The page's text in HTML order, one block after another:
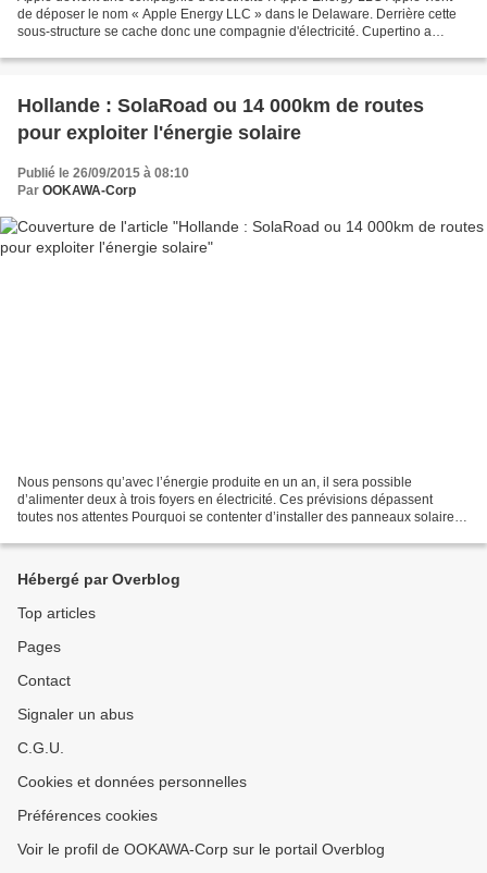
de déposer le nom « Apple Energy LLC » dans le Delaware. Derrière cette
sous-structure se cache donc une compagnie d'électricité. Cupertino a
Hollande : SolaRoad ou 14 000km de routes
pour exploiter l'énergie solaire
Publié le 26/09/2015 à 08:10
Par OOKAWA-Corp
Nous pensons qu’avec l’énergie produite en un an, il sera possible
d’alimenter deux à trois foyers en électricité. Ces prévisions dépassent
toutes nos attentes Pourquoi se contenter d’installer des panneaux solaires
Hébergé par Overblog
Top articles
Pages
Contact
Signaler un abus
C.G.U.
Cookies et données personnelles
Préférences cookies
Voir le profil de OOKAWA-Corp sur le portail Overblog